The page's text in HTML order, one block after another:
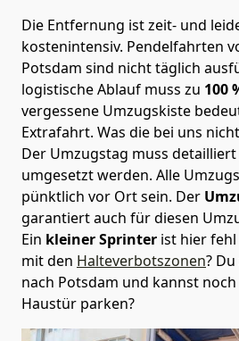
Die Entfernung ist zeit- und
kostenintensiv. Pendelfahrten
Potsdam sind nicht täglich
logistische Ablauf muss zu 100
vergessene Umzugskiste
Extrafahrt. Was die bei uns
Der Umzugstag muss
umgesetzt werden. Alle
pünktlich vor Ort sein. Der
garantiert auch für diesen
Ein kleiner Sprinter ist hier fehl
mit den Halteverbotszonen?
nach Potsdam und kannst
Haustür parken?